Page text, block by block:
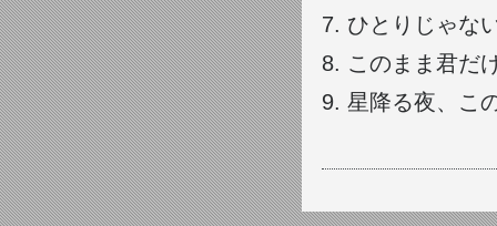
7. ひとりじゃな
8. このまま君だ
9. 星降る夜、こ